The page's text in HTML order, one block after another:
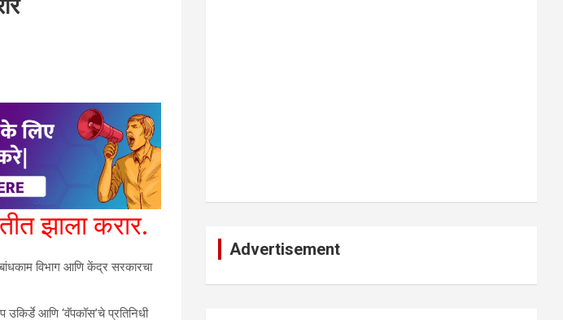
झाला करार.
विभाग आणि केंद्र सरकारचा
उकिर्डे आणि ‘वॅपकॉस’चे प्रतिनिधी
Advertisement